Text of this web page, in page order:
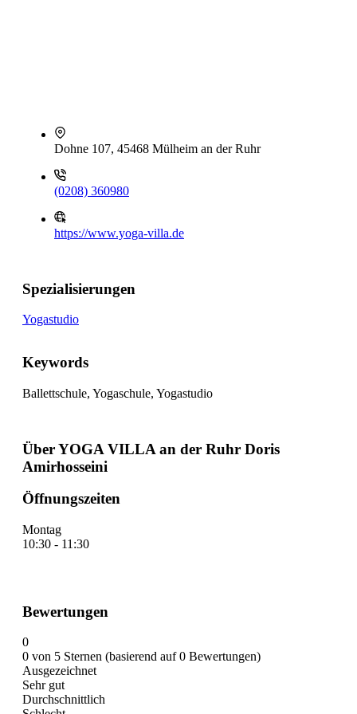
Dohne 107, 45468 Mülheim an der Ruhr
(0208) 360980
https://www.yoga-villa.de
Spezialisierungen
Yogastudio
Keywords
Ballettschule, Yogaschule, Yogastudio
Über YOGA VILLA an der Ruhr Doris
Amirhosseini
Öffnungszeiten
Montag
10:30 - 11:30
Bewertungen
0
0 von 5 Sternen (basierend auf 0 Bewertungen)
Ausgezeichnet
Sehr gut
Durchschnittlich